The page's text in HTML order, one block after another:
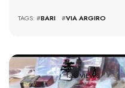
TAGS: #BARI #VIA ARGIRO
1353 VIEWS